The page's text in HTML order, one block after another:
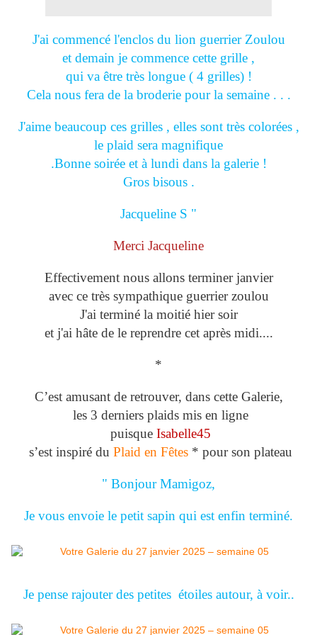
J'ai commencé l'enclos du lion guerrier Zoulou
et demain je commence cette grille ,
qui va être très longue ( 4 grilles) !
Cela nous fera de la broderie pour la semaine . . .
J'aime beaucoup ces grilles , elles sont très colorées ,
le plaid sera magnifique
.Bonne soirée et à lundi dans la galerie !
Gros bisous .
Jacqueline S "
Merci Jacqueline
Effectivement nous allons terminer janvier
avec ce très sympathique guerrier zoulou
J'ai terminé la moitié hier soir
et j'ai hâte de le reprendre cet après midi....
*
C’est amusant de retrouver, dans cette Galerie,
les 3 derniers plaids mis en ligne
puisque Isabelle45
s’est inspiré du Plaid en Fêtes* pour son plateau
" Bonjour Mamigoz,
Je vous envoie le petit sapin qui est enfin terminé.
Je pense rajouter des petites étoiles autour, à voir..